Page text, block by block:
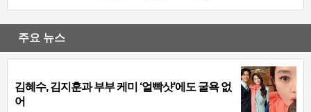
주요 뉴스
김혜수, 김지훈과 부부 케미 ‘얼빡샷’에도 굴욕 없
어